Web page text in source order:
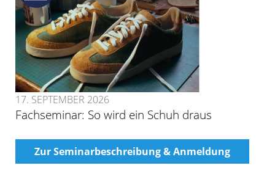
17. SEPTEMBER 2026
Fachseminar: So wird ein Schuh draus
Zur Seminarbeschreibung & Anmeldung